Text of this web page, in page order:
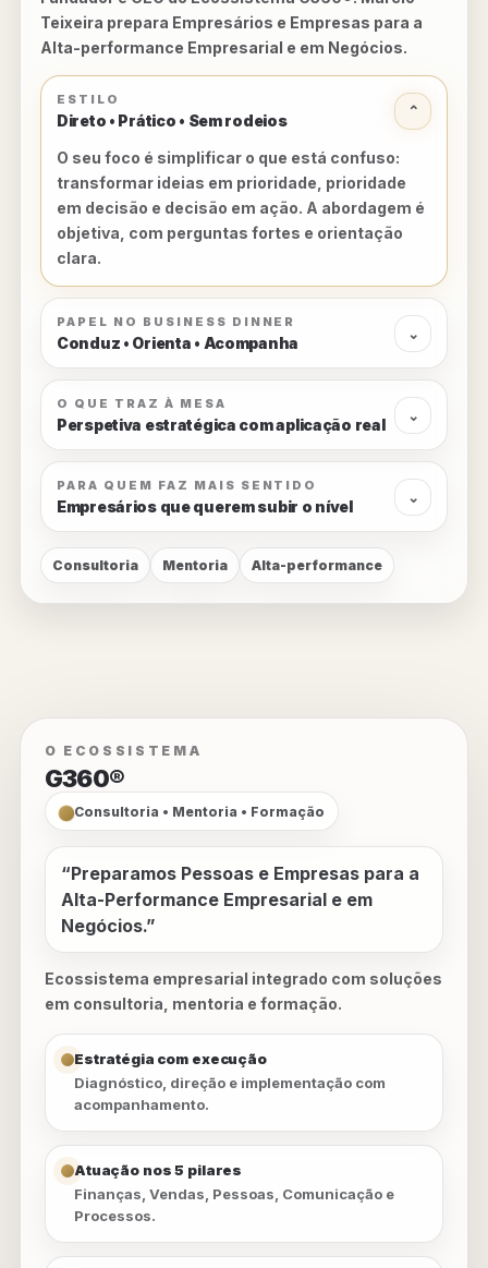
Teixeira prepara Empresários e Empresas para a
Alta-performance Empresarial e em Negócios.
ESTILO
Direto • Prático • Sem rodeios
⌄
O seu foco é simplificar o que está confuso:
transformar ideias em prioridade, prioridade
em decisão e decisão em ação. A abordagem é
objetiva, com perguntas fortes e orientação
clara.
PAPEL NO BUSINESS DINNER
Conduz • Orienta • Acompanha
⌄
O QUE TRAZ À MESA
Perspetiva estratégica com aplicação real
⌄
PARA QUEM FAZ MAIS SENTIDO
Empresários que querem subir o nível
⌄
Consultoria Mentoria Alta-performance
O ECOSSISTEMA
G360®
Consultoria • Mentoria • Formação
“Preparamos Pessoas e Empresas para a
Alta-Performance Empresarial e em
Negócios.”
Ecossistema empresarial integrado com soluções
em consultoria, mentoria e formação.
Estratégia com execução
Diagnóstico, direção e implementação com
acompanhamento.
Atuação nos 5 pilares
Finanças, Vendas, Pessoas, Comunicação e
Processos.